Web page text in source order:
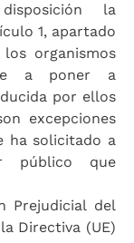
la
1, apartado
organismos
a poner a
por ellos
excepciones
ha solicitado a
público que
Prejudicial del
Directiva (UE)